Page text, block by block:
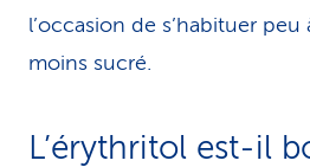
l’occasion de s’habituer
moins sucré.
L’érythritol est-il